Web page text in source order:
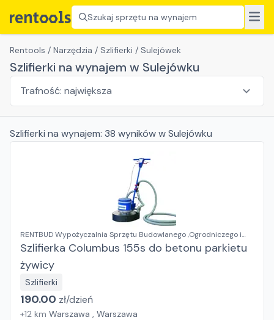
Szukaj sprzętu na wynajem
Rentools / Narzędzia / Szlifierki / Sulejówek
Szlifierki na wynajem w Sulejówku
Szlifierki na wynajem: 38 wynikóww Sulejówku
RENTBUD Wypożyczalnia Sprzętu Budowlanego ,Ogrodniczego i
Elektronarzędzi
Szlifierka Columbus 155s do betonu parkietu
żywicy
Szlifierki
190.00 zł/dzień
+12 km Warszawa , Warszawa